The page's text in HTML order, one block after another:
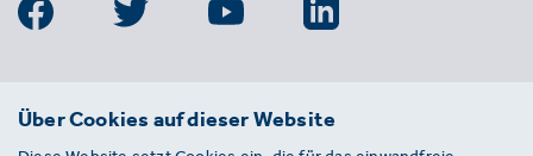
BDE
Über Cookies auf dieser Website